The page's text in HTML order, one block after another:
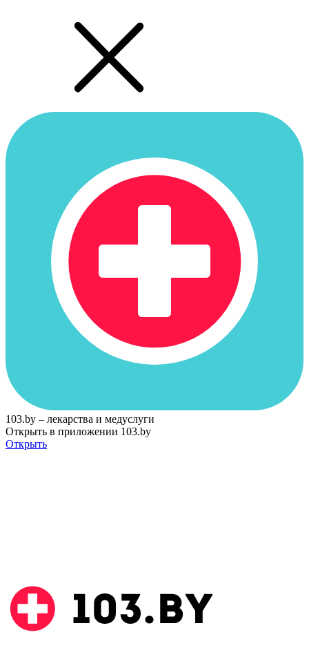
103.by – лекарства и медуслуги
Открыть в приложении 103.by
Открыть